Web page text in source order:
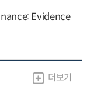
Evidence
더보기